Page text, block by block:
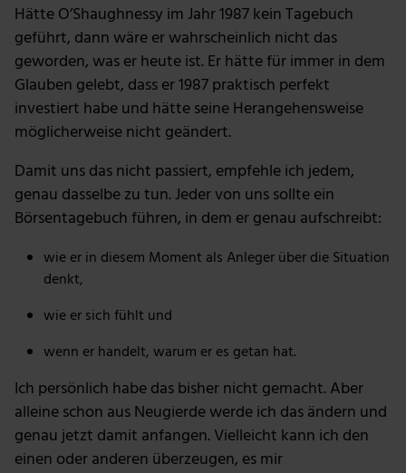
Hätte O’Shaughnessy im Jahr 1987 kein Tagebuch
geführt, dann wäre er wahrscheinlich nicht das
geworden, was er heute ist. Er hätte für immer in dem
Glauben gelebt, dass er 1987 praktisch perfekt
investiert habe und hätte seine Herangehensweise
möglicherweise nicht geändert.
Damit uns das nicht passiert, empfehle ich jedem,
genau dasselbe zu tun. Jeder von uns sollte ein
Börsentagebuch führen, in dem er genau aufschreibt:
wie er in diesem Moment als Anleger über die Situation
denkt,
wie er sich fühlt und
wenn er handelt, warum er es getan hat.
Ich persönlich habe das bisher nicht gemacht. Aber
alleine schon aus Neugierde werde ich das ändern und
genau jetzt damit anfangen. Vielleicht kann ich den
einen oder anderen überzeugen, es mir